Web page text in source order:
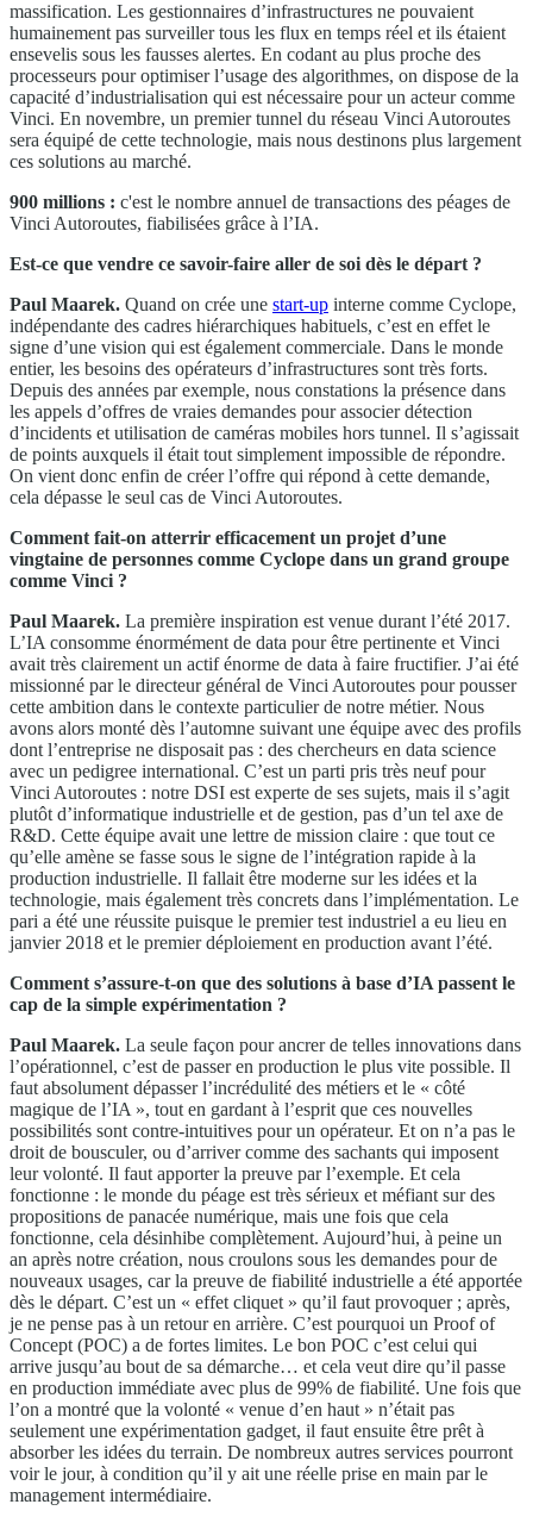
massification. Les gestionnaires d’infrastructures ne pouvaient
humainement pas surveiller tous les flux en temps réel et ils étaient
ensevelis sous les fausses alertes. En codant au plus proche des
processeurs pour optimiser l’usage des algorithmes, on dispose de la
capacité d’industrialisation qui est nécessaire pour un acteur comme
Vinci. En novembre, un premier tunnel du réseau Vinci Autoroutes
sera équipé de cette technologie, mais nous destinons plus largement
ces solutions au marché.
900 millions : c'est le nombre annuel de transactions des péages de
Vinci Autoroutes, fiabilisées grâce à l’IA.
Est-ce que vendre ce savoir-faire aller de soi dès le départ ?
Paul Maarek. Quand on crée une start-up interne comme Cyclope,
indépendante des cadres hiérarchiques habituels, c’est en effet le
signe d’une vision qui est également commerciale. Dans le monde
entier, les besoins des opérateurs d’infrastructures sont très forts.
Depuis des années par exemple, nous constations la présence dans
les appels d’offres de vraies demandes pour associer détection
d’incidents et utilisation de caméras mobiles hors tunnel. Il s’agissait
de points auxquels il était tout simplement impossible de répondre.
On vient donc enfin de créer l’offre qui répond à cette demande,
cela dépasse le seul cas de Vinci Autoroutes.
Comment fait-on atterrir efficacement un projet d’une
vingtaine de personnes comme Cyclope dans un grand groupe
comme Vinci ?
Paul Maarek. La première inspiration est venue durant l’été 2017.
L’IA consomme énormément de data pour être pertinente et Vinci
avait très clairement un actif énorme de data à faire fructifier. J’ai été
missionné par le directeur général de Vinci Autoroutes pour pousser
cette ambition dans le contexte particulier de notre métier. Nous
avons alors monté dès l’automne suivant une équipe avec des profils
dont l’entreprise ne disposait pas : des chercheurs en data science
avec un pedigree international. C’est un parti pris très neuf pour
Vinci Autoroutes : notre DSI est experte de ses sujets, mais il s’agit
plutôt d’informatique industrielle et de gestion, pas d’un tel axe de
R&D. Cette équipe avait une lettre de mission claire : que tout ce
qu’elle amène se fasse sous le signe de l’intégration rapide à la
production industrielle. Il fallait être moderne sur les idées et la
technologie, mais également très concrets dans l’implémentation. Le
pari a été une réussite puisque le premier test industriel a eu lieu en
janvier 2018 et le premier déploiement en production avant l’été.
Comment s’assure-t-on que des solutions à base d’IA passent le
cap de la simple expérimentation ?
Paul Maarek. La seule façon pour ancrer de telles innovations dans
l’opérationnel, c’est de passer en production le plus vite possible. Il
faut absolument dépasser l’incrédulité des métiers et le « côté
magique de l’IA », tout en gardant à l’esprit que ces nouvelles
possibilités sont contre-intuitives pour un opérateur. Et on n’a pas le
droit de bousculer, ou d’arriver comme des sachants qui imposent
leur volonté. Il faut apporter la preuve par l’exemple. Et cela
fonctionne : le monde du péage est très sérieux et méfiant sur des
propositions de panacée numérique, mais une fois que cela
fonctionne, cela désinhibe complètement. Aujourd’hui, à peine un
an après notre création, nous croulons sous les demandes pour de
nouveaux usages, car la preuve de fiabilité industrielle a été apportée
dès le départ. C’est un « effet cliquet » qu’il faut provoquer ; après,
je ne pense pas à un retour en arrière. C’est pourquoi un Proof of
Concept (POC) a de fortes limites. Le bon POC c’est celui qui
arrive jusqu’au bout de sa démarche… et cela veut dire qu’il passe
en production immédiate avec plus de 99% de fiabilité. Une fois que
l’on a montré que la volonté « venue d’en haut » n’était pas
seulement une expérimentation gadget, il faut ensuite être prêt à
absorber les idées du terrain. De nombreux autres services pourront
voir le jour, à condition qu’il y ait une réelle prise en main par le
management intermédiaire.